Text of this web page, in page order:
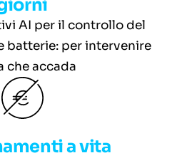
AI per il controllo del
batterie: per intervenire
che accada
a vita